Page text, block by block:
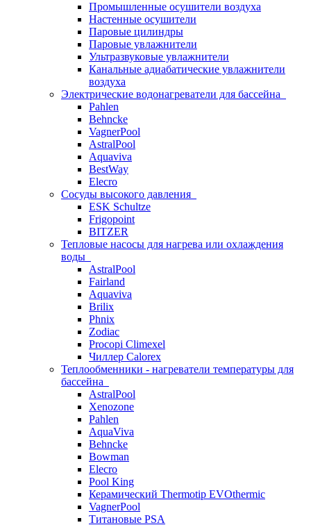
Промышленные осушители воздуха
Настенные осушители
Паровые цилиндры
Паровые увлажнители
Ультразвуковые увлажнители
Канальные адиабатические увлажнители
воздуха
Электрические водонагреватели для бассейна
Pahlen
Behncke
VagnerPool
AstralPool
Aquaviva
BestWay
Elecro
Сосуды высокого давления
ESK Schultze
Frigopoint
BITZER
Тепловые насосы для нагрева или охлаждения
воды
AstralPool
Fairland
Aquaviva
Brilix
Phnix
Zodiac
Procopi Climexel
Чиллер Calorex
Теплообменники - нагреватели температуры для
бассейна
AstralPool
Xenozone
Pahlen
AquaViva
Behncke
Bowman
Elecro
Pool King
Керамический Thermotip EVOthermic
VagnerPool
Титановые PSA